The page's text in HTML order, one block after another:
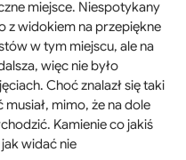
miejsce. Niespotykany
z widokiem na przepiękne
w tym miejscu, ale na
więc nie było
Choć znalazł się taki
mimo, że na dole
Kamienie co jakiś
widać nie